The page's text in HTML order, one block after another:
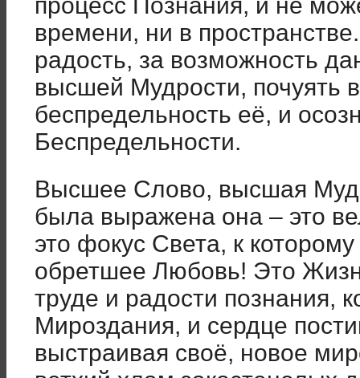
времени, ни в
радость, за возможность
высшей Мудрости, почуять
беспредельность её, и
Беспредельности.
Высшее Слово, высшая
была выражена она – это
это фокус Света, к
обретшее Любовь! Это
труде и радости познания,
Мироздания, и сердце
выстраивая своё, новое